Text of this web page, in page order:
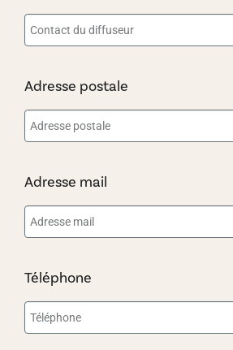
Adresse postale
Adresse mail
Téléphone